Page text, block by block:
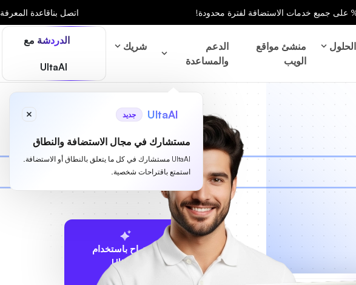
اتصل بناقاعدة المعرفة
الحلول
منشئ مواقع
الويب
الدعم
والمساعدة
شريك الدردشة مع
UltaAI
UltaAI جديد
مستشارك في مجال الاستضافة والنطاق
UltaAI مستشارك في كل ما يتعلق بالنطاق أو الاستضافة.
استمتع باقتراحات شخصية.
الاقتراح باستخدام
UltaAI